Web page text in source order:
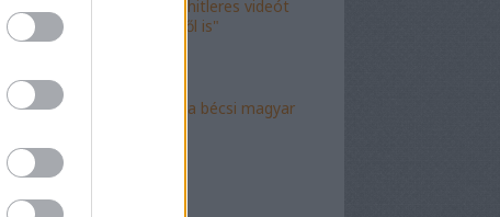
valami idióta hitleres videót
csináljon ebből is"
"Mély torok" a bécsi magyar